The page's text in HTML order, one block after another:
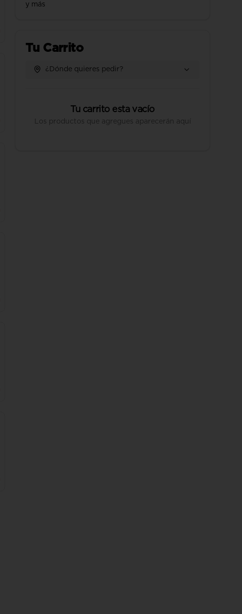
y más
Tu Carrito
¿Dónde quieres pedir?
Tu carrito esta vacío
Los productos que agregues aparecerán aquí